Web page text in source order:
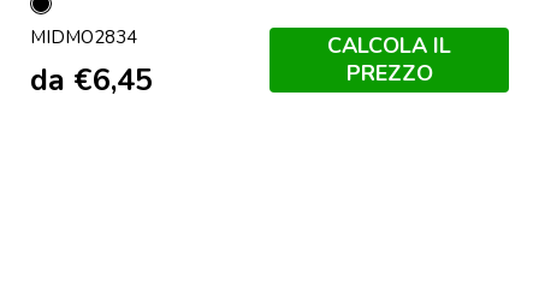
Nero
MIDMO2834
da €6,45
CALCOLA IL
PREZZO